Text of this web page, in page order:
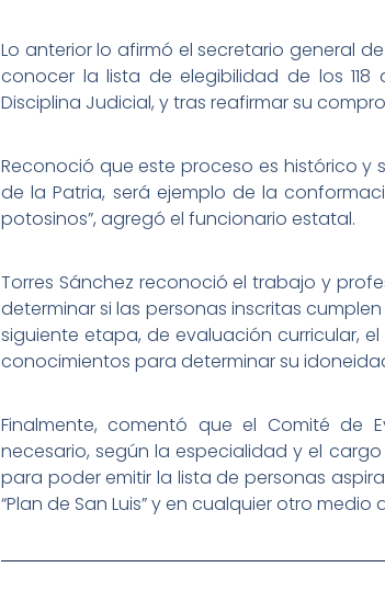
Lo anterior lo afirmó el secretario general
conocer la lista de elegibilidad de los
Disciplina Judicial, y tras reafirmar su
Reconoció que este proceso es histórico y
de la Patria, será ejemplo de la
potosinos”, agregó el funcionario estatal.
Torres Sánchez reconoció el trabajo y
determinar si las personas inscritas
siguiente etapa, de evaluación curricular,
conocimientos para determinar su
Finalmente, comentó que el Comité de
necesario, según la especialidad y el
para poder emitir la lista de personas
“Plan de San Luis” y en cualquier otro